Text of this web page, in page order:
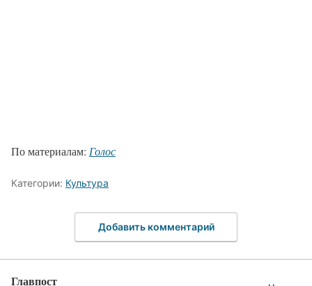
По материалам: Голос
Категории: Культура
Добавить комментарий
Главпост